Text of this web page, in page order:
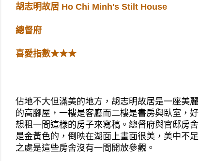
胡志明故居 Ho Chi Minh's Stilt House
總督府
喜愛指數★★★
佔地不大但滿美的地方，胡志明故居是一座美麗
的高腳屋，一樓是客廳而二樓是書房與臥室，好
想租一間這樣的房子來寫稿。總督府與官邸房舍
是金黃色的，倒映在湖面上畫面很美，美中不足
之處是這些房舍沒有一間開放參觀。